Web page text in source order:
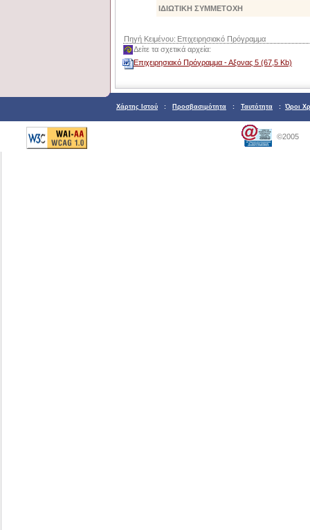
ΙΔΙΩΤΙΚΗ ΣΥΜΜΕΤΟΧΗ
Πηγή Κειμένου: Επιχειρησιακό Πρόγραμμα
Δείτε τα σχετικά αρχεία:
Επιχειρησιακό Πρόγραμμα - Αξονας 5 (67,5 Kb)
Χάρτης Ιστού : Προσβασιμότητα : Ταυτότητα : Όροι
©2005